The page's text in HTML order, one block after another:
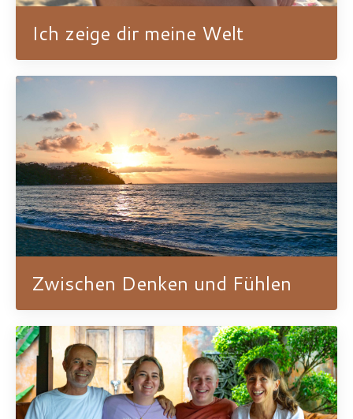
Ich zeige dir meine Welt
Zwischen Denken und Fühlen